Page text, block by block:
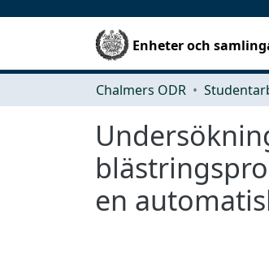
Enheter och
Chalmers ODR
en